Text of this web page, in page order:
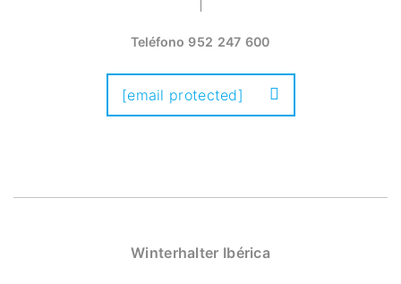
Teléfono 952 247 600
[email protected]
Winterhalter Ibérica